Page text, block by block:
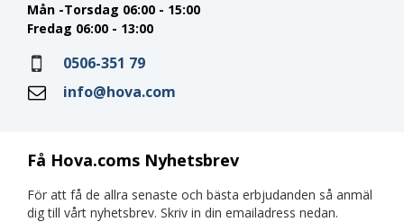
Få Hova.coms Nyhetsbrev
För att få de allra senaste och bästa erbjudanden så anmäl
dig till vårt nyhetsbrev. Skriv in din emailadress nedan.
Mån -Torsdag 06:00 - 15:00
Fredag 06:00 - 13:00
0506-351 79
info@hova.com